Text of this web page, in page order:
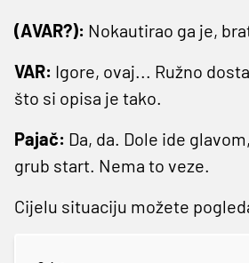
(AVAR?): Nokautirao ga je,
VAR: Igore, ovaj... Ružno
što si opisa je tako.
Pajač: Da, da. Dole ide
grub start. Nema to veze.
Cijelu situaciju možete